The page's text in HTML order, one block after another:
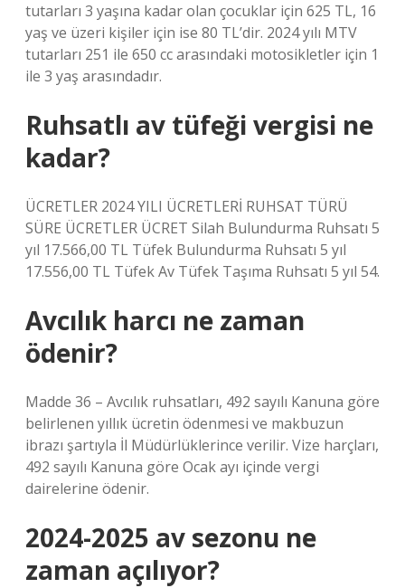
tutarları 3 yaşına kadar olan çocuklar için 625 TL, 16
yaş ve üzeri kişiler için ise 80 TL’dir. 2024 yılı MTV
tutarları 251 ile 650 cc arasındaki motosikletler için 1
ile 3 yaş arasındadır.
Ruhsatlı av tüfeği vergisi ne
kadar?
ÜCRETLER 2024 YILI ÜCRETLERİ RUHSAT TÜRÜ
SÜRE ÜCRETLER ÜCRET Silah Bulundurma Ruhsatı 5
yıl 17.566,00 TL Tüfek Bulundurma Ruhsatı 5 yıl
17.556,00 TL Tüfek Av Tüfek Taşıma Ruhsatı 5 yıl 54.
Avcılık harcı ne zaman
ödenir?
Madde 36 – Avcılık ruhsatları, 492 sayılı Kanuna göre
belirlenen yıllık ücretin ödenmesi ve makbuzun
ibrazı şartıyla İl Müdürlüklerince verilir. Vize harçları,
492 sayılı Kanuna göre Ocak ayı içinde vergi
dairelerine ödenir.
2024-2025 av sezonu ne
zaman açılıyor?